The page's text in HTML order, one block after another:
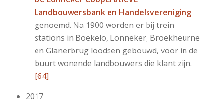
Landbouwersbank en Handelsvereniging
genoemd. Na 1900 worden er bij trein
stations in Boekelo, Lonneker, Broekheurne
en Glanerbrug loodsen gebouwd, voor in de
buurt wonende landbouwers die klant zijn.
[64]
2017